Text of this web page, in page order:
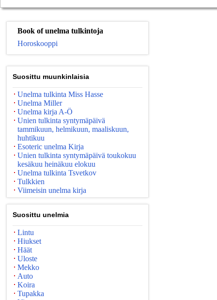
Book of unelma tulkintoja
Horoskooppi
Suosittu muunkinlaisia
Unelma tulkinta Miss Hasse
Unelma Miller
Unelma kirja A-Ö
Unien tulkinta syntymäpäivä
tammikuun, helmikuun, maaliskuun,
huhtikuu
Esoteric unelma Kirja
Unien tulkinta syntymäpäivä toukokuu
kesäkuu heinäkuu elokuu
Unelma tulkinta Tsvetkov
Tulkkien
Viimeisin unelma kirja
Suosittu unelmia
Lintu
Hiukset
Häät
Uloste
Mekko
Auto
Koira
Tupakka